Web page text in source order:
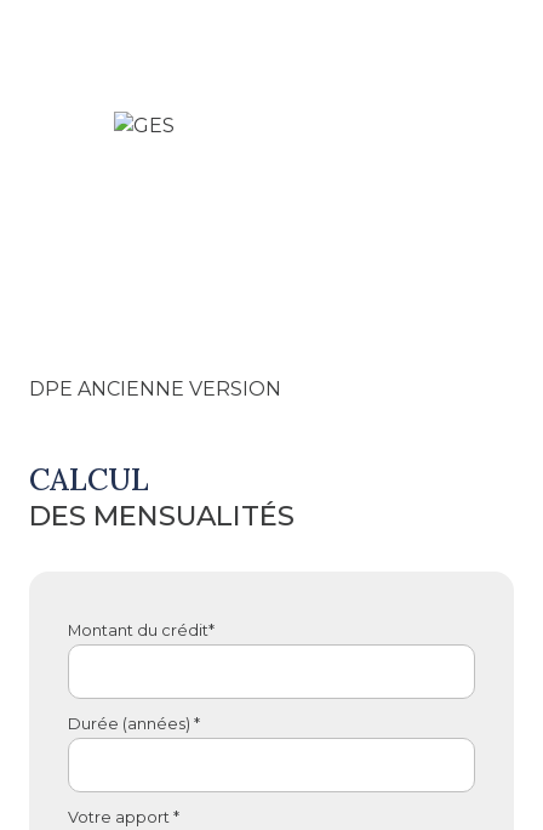
DPE ANCIENNE VERSION
CALCUL
DES MENSUALITÉS
Montant du crédit*
Durée (années) *
Votre apport *